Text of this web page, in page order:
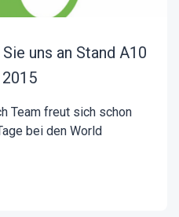
uns an Stand A10
Team freut sich schon
bei den World